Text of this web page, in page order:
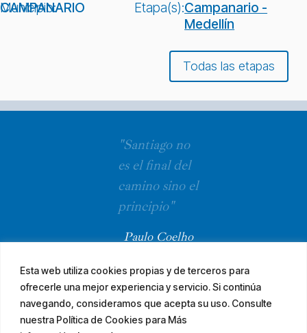
Esta web utiliza cookies propias y de terceros para
ofrecerle una mejor experiencia y servicio. Si continúa
navegando, consideramos que acepta su uso. Consulte
nuestra Política de Cookies para Más
Municipio:
CAMPANARIO Etapa(s):Campanario -
Medellín
Todas las etapas
"Santiago no
es el final del
camino sino el
principio"
Paulo Coelho